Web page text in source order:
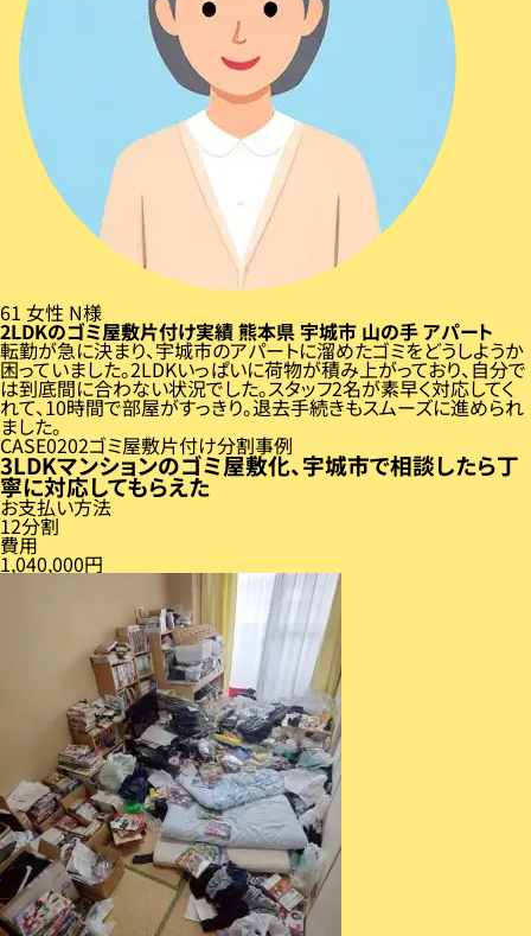
61 女性 N様
2LDKのゴミ屋敷片付け実績熊本県 宇城市 山の手アパート
転勤が急に決まり、宇城市のアパートに溜めたゴミをどうしようか
困っていました。2LDKいっぱいに荷物が積み上がっており、自分で
は到底間に合わない状況でした。スタッフ2名が素早く対応してく
れて、10時間で部屋がすっきり。退去手続きもスムーズに進められ
ました。
CASE 02ゴミ屋敷片付け分割事例
3LDKマンションのゴミ屋敷化、宇城市で相談したら丁
寧に対応してもらえた
お支払い方法
12分割
費用
1,040,000円